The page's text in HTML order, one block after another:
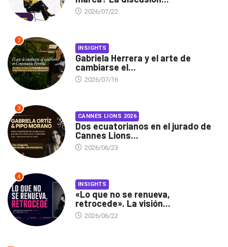
2026/07/22
2
INSIGHTS
Gabriela Herrera y el arte de
cambiarse el...
2026/07/16
3
CANNES LIONS 2026
Dos ecuatorianos en el jurado de
Cannes Lions...
2026/06/23
4
INSIGHTS
«Lo que no se renueva,
retrocede». La visión...
2026/06/22